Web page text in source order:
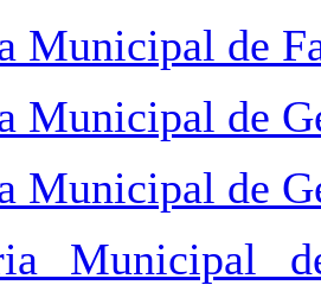
Municipal de
Municipal de
Municipal de
Municipal